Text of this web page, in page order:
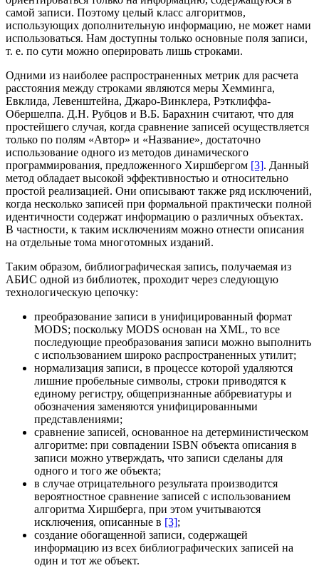
самой записи. Поэтому целый класс алгоритмов,
использующих дополнительную информацию, не может нами
использоваться. Нам доступны только основные поля записи,
т. е. по сути можно оперировать лишь строками.
Одними из наиболее распространенных метрик для расчета
расстояния между строками являются меры Хемминга,
Евклида, Левенштейна, Джаро-Винклера, Рэтклиффа-
Обершелпа. Д.Н. Рубцов и В.Б. Барахнин считают, что для
простейшего случая, когда сравнение записей осуществляется
только по полям «Автор» и «Название», достаточно
использование одного из методов динамического
программирования, предложенного Хиршбергом [3]. Данный
метод обладает высокой эффективностью и относительно
простой реализацией. Они описывают также ряд исключений,
когда несколько записей при формальной практически полной
идентичности содержат информацию о различных объектах.
В частности, к таким исключениям можно отнести описания
на отдельные тома многотомных изданий.
Таким образом, библиографическая запись, получаемая из
АБИС одной из библиотек, проходит через следующую
технологическую цепочку:
преобразование записи в унифицированный формат
MODS; поскольку MODS основан на XML, то все
последующие преобразования записи можно выполнить
с использованием широко распространенных утилит;
нормализация записи, в процессе которой удаляются
лишние пробельные символы, строки приводятся к
единому регистру, общепризнанные аббревиатуры и
обозначения заменяются унифицированными
представлениями;
сравнение записей, основанное на детерминистическом
алгоритме: при совпадении ISBN объекта описания в
записи можно утверждать, что записи сделаны для
одного и того же объекта;
в случае отрицательного результата производится
вероятностное сравнение записей с использованием
алгоритма Хиршберга, при этом учитываются
исключения, описанные в [3];
создание обогащенной записи, содержащей
информацию из всех библиографических записей на
один и тот же объект.